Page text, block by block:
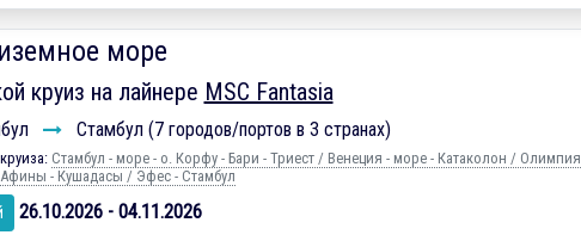
море
круиз на лайнере MSC Fantasia
Стамбул (7 городов/портов в 3 странах)
Стамбул - море - о. Корфу - Бари - Триест / Венеция - море - Катаколон / Олимпия
- Кушадасы / Эфес - Стамбул
26.10.2026 - 04.11.2026